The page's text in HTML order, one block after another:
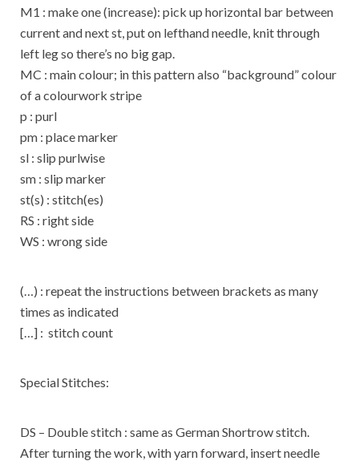
M1 : make one (increase): pick up horizontal bar between
current and next st, put on lefthand needle, knit through
left leg so there’s no big gap.
MC : main colour; in this pattern also “background” colour
of a colourwork stripe
p : purl
pm : place marker
sl : slip purlwise
sm : slip marker
st(s) : stitch(es)
RS : right side
WS : wrong side
(…) : repeat the instructions between brackets as many
times as indicated
[…] : stitch count
Special Stitches:
DS – Double stitch : same as German Shortrow stitch.
After turning the work, with yarn forward, insert needle